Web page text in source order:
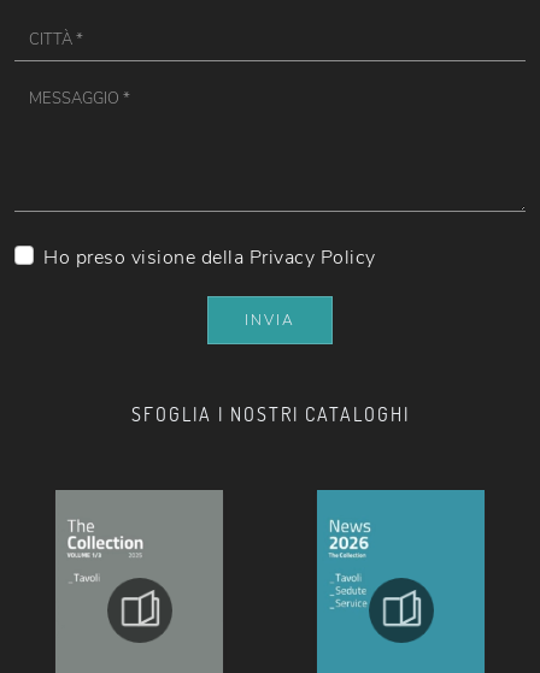
SFOGLIA I NOSTRI CATALOGHI
Ho preso visione della Privacy Policy
INVIA